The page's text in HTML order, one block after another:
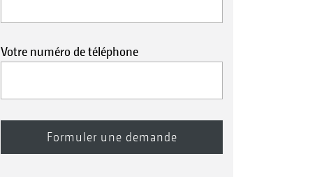
Votre numéro de téléphone